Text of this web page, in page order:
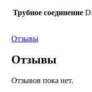
Трубное соединение
Отзывы
Отзывы
Отзывов пока нет.